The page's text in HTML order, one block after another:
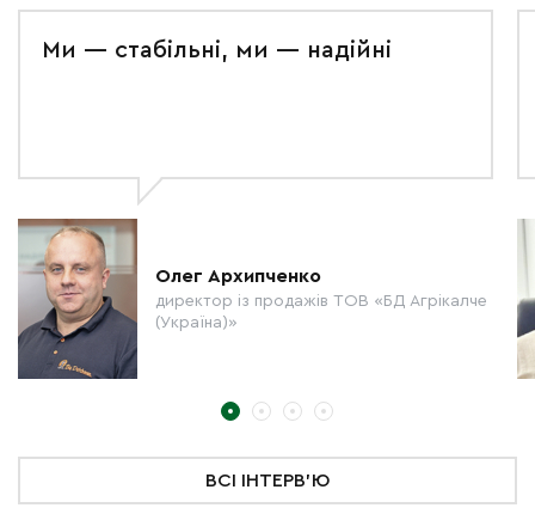
Ми — стабільні, ми — надійні
Олег Архипченко
директор із продажів ТОВ «БД Агрікалче
(Україна)»
ВСІ ІНТЕРВ'Ю